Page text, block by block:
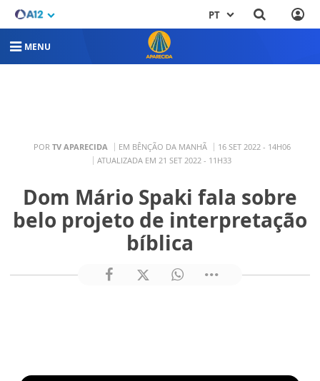
PT
MENU
POR TV APARECIDA EM BÊNÇÃO DA MANHÃ
16 SET 2022 - 14H06
ATUALIZADA EM 21 SET 2022 - 11H33
Dom Mário Spaki fala sobre
belo projeto de interpretação
bíblica